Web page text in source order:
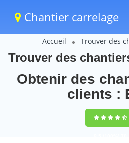
Chantier carrelage
Accueil Trouver des
Trouver des
Obtenir des
clients :
9,5(100%)70